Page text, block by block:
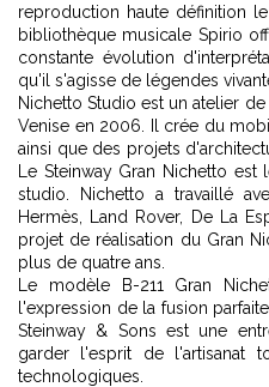
reproduction haute définition
bibliothèque musicale Spirio
constante évolution
qu'il s'agisse de légendes
Nichetto Studio est un atelier
Venise en 2006. Il crée du
ainsi que des projets
Le Steinway Gran Nichetto
studio. Nichetto a travaillé
Hermès, Land Rover, De La
projet de réalisation du Gran
plus de quatre ans.
Le modèle B-211 Gran
l'expression de la fusion
Steinway & Sons est une
garder l'esprit de l'artisanat
technologiques.